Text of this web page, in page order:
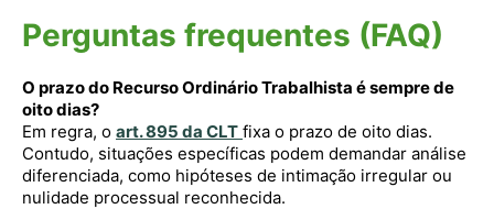
Perguntas frequentes (FAQ)
O prazo do Recurso Ordinário Trabalhista é sempre de
oito dias?
Em regra, o art. 895 da CLT fixa o prazo de oito dias.
Contudo, situações específicas podem demandar análise
diferenciada, como hipóteses de intimação irregular ou
nulidade processual reconhecida.